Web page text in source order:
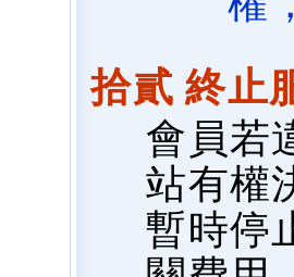
拾貳 終止
會員若
站有權
暫時停